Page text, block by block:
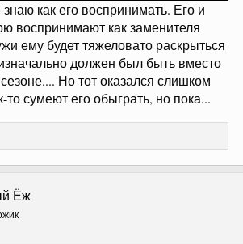
как его воспринимать. Его и
воспринимают как заменителя
ему будет тяжеловато раскрыться
должен был быть вместо
Но тот оказался слишком
сумеют его обыграть, но пока...
Ёж